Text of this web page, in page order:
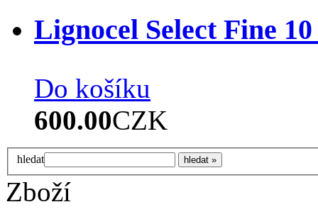
Lignocel Select Fine
Do košíku
600.00CZK
hledat
Zboží